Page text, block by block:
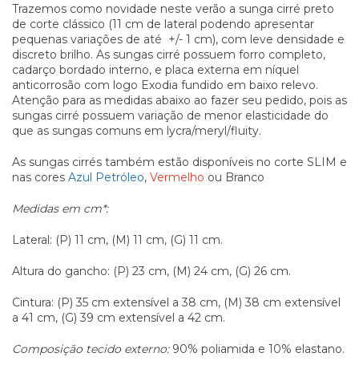
Trazemos como novidade neste verão a sunga cirré preto
de corte clássico (11 cm de lateral podendo apresentar
pequenas variações de até +/- 1 cm), com leve densidade e
discreto brilho. As sungas cirré possuem forro completo,
cadarço bordado interno, e placa externa em níquel
anticorrosão com logo Exodia fundido em baixo relevo.
Atenção para as medidas abaixo ao fazer seu pedido, pois as
sungas cirré possuem variação de menor elasticidade do
que as sungas comuns em lycra/meryl/fluity.
As sungas cirrés também estão disponíveis no corte SLIM e
nas cores Azul Petróleo, Vermelho ou Branco
Medidas em cm*:
Lateral: (P) 11 cm, (M) 11 cm, (G) 11 cm.
Altura do gancho: (P) 23 cm, (M) 24 cm, (G) 26 cm.
Cintura: (P) 35 cm extensível a 38 cm, (M) 38 cm extensível
a 41 cm, (G) 39 cm extensível a 42 cm.
Composição tecido externo:90% poliamida e 10% elastano.